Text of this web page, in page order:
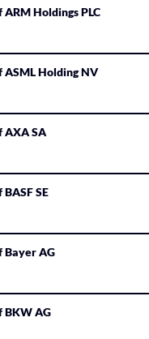
Holdings PLC
ASML Holding NV
AXA SA
SE
Bayer AG
BKW AG